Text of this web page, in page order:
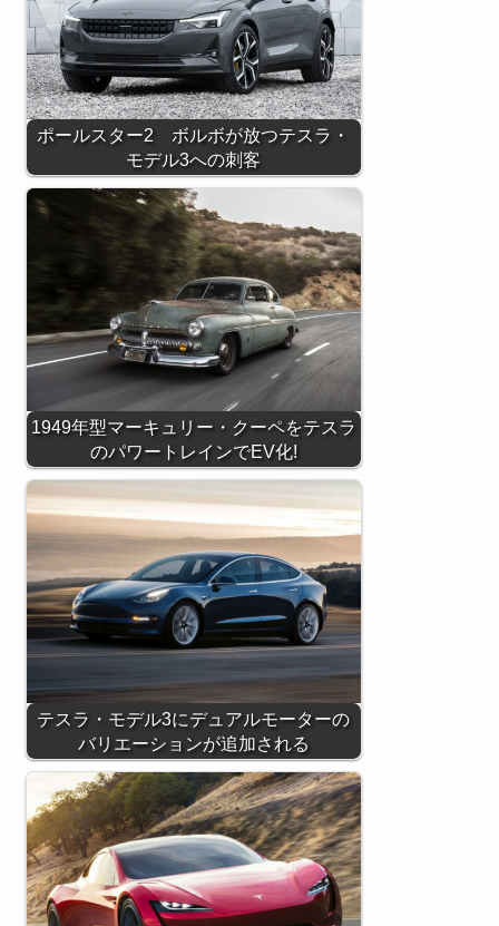
ポールスター2 ボルボが放つテスラ・
モデル3への刺客
1949年型マーキュリー・クーペをテスラ
のパワートレインでEV化!
テスラ・モデル3にデュアルモーターの
バリエーションが追加される